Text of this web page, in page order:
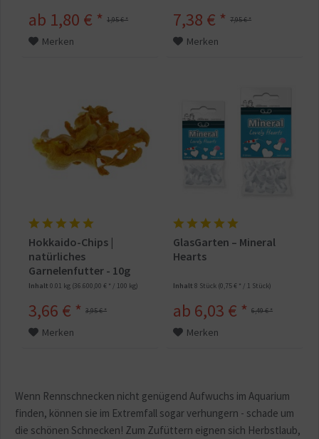
1,95 € *
ab 1,80 € *
Merken
7,95 € *
7,38 € *
Merken
Hokkaido-Chips |
natürliches
Garnelenfutter - 10g
Inhalt0.01 kg (36.600,00 € * / 100 kg)
3,95 € *
3,66 € *
Merken
GlasGarten – Mineral
Hearts
Inhalt8 Stück (0,75 € * / 1 Stück)
6,49 € *
ab 6,03 € *
Merken
Wenn Rennschnecken nicht genügend Aufwuchs im Aquarium
finden, können sie im Extremfall sogar verhungern - schade um
die schönen Schnecken! Zum Zufüttern eignen sich Herbstlaub,